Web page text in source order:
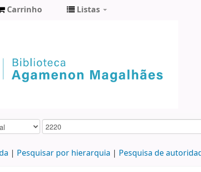
Carrinho Listas
Pesquisar por hierarquia Pesquisa de